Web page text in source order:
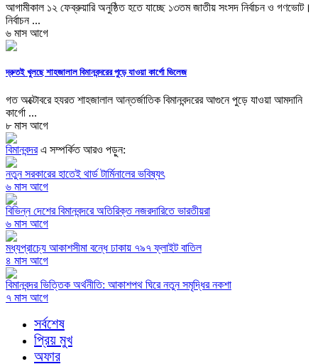
আগামীকাল ১২ ফেব্রুয়ারি অনুষ্ঠিত হতে যাচ্ছে ১৩তম জাতীয় সংসদ নির্বাচন ও গণভোট।
নির্বাচন ...
৬ মাস আগে
দ্রুতই খুলছে শাহজালাল বিমানবন্দরের পুড়ে যাওয়া কার্গো ভিলেজ
গত অক্টোবরে হযরত শাহজালাল আন্তর্জাতিক বিমানবন্দরের আগুনে পুড়ে যাওয়া আমদানি
কার্গো ...
৮ মাস আগে
বিমানবন্দরএ সম্পর্কিত আরও পড়ুন:
নতুন সরকারের হাতেই থার্ড টার্মিনালের ভবিষ্যৎ
৬ মাস আগে
বিভিন্ন দেশের বিমানবন্দরে অতিরিক্ত নজরদারিতে ভারতীয়রা
৬ মাস আগে
মধ্যপ্রাচ্যে আকাশসীমা বন্ধে ঢাকায় ৭৯৭ ফ্লাইট বাতিল
৪ মাস আগে
বিমানবন্দর ভিত্তিক অর্থনীতি: আকাশপথ ঘিরে নতুন সমৃদ্ধির নকশা
৭ মাস আগে
সর্বশেষ
প্রিয় মুখ
অফার